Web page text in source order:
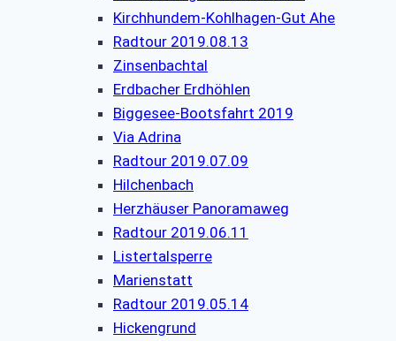
Kirchhundem-Kohlhagen-Gut Ahe
Radtour 2019.08.13
Zinsenbachtal
Erdbacher Erdhöhlen
Biggesee-Bootsfahrt 2019
Via Adrina
Radtour 2019.07.09
Hilchenbach
Herzhäuser Panoramaweg
Radtour 2019.06.11
Listertalsperre
Marienstatt
Radtour 2019.05.14
Hickengrund